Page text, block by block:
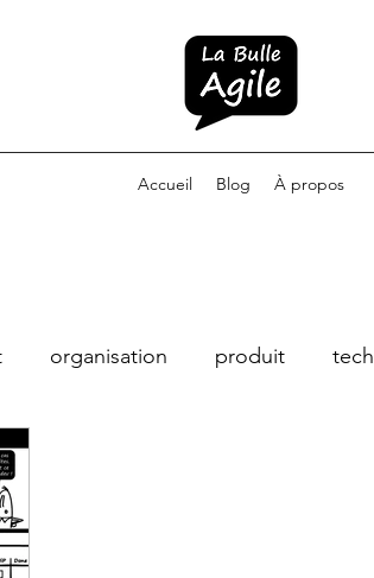
Accueil Blog À propos
organisation produit
agile